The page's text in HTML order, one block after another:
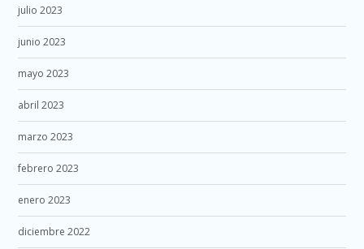
julio 2023
junio 2023
mayo 2023
abril 2023
marzo 2023
febrero 2023
enero 2023
diciembre 2022